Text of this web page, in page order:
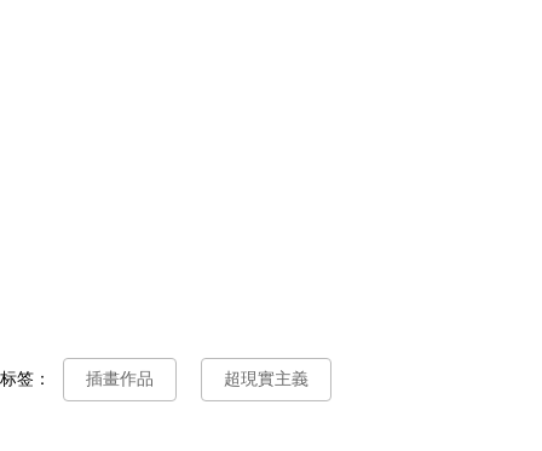
标签： 插畫作品 超現實主義